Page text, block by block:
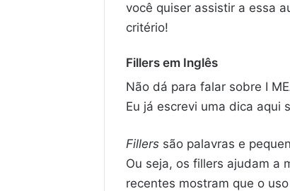
você quiser assistir a essa
critério!
Fillers em Inglês
Não dá para falar sobre I
Eu já escrevi uma dica aqui
Fillers são palavras e
Ou seja, os fillers ajudam a
recentes mostram que o